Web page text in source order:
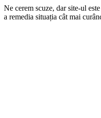
Ne cerem scuze, dar site-ul
a remedia situația cât mai